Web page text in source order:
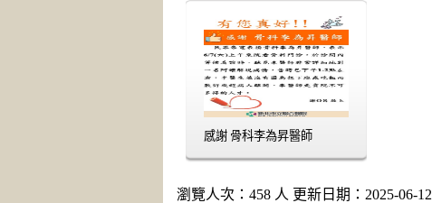
感謝 骨科李為昇醫師
瀏覽人次：458 人 更新日期：2025-06-12